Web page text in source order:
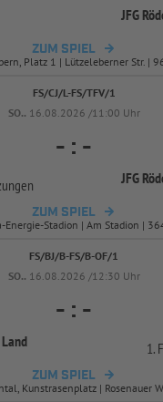
JFG
ZUM SPIEL
Platz 1 | Lützeleberner Str. |
FS/CJ/L-FS/TFV/1
SO.. 16.08.2026 /11:00 Uhr
- : -
JFG
ZUM SPIEL
Energie-Stadion | Am Stadion |
FS/BJ/B-FS/B-OF/1
SO.. 16.08.2026 /12:30 Uhr
- : -
1.
ZUM SPIEL
Kunstrasenplatz | Rosenauer